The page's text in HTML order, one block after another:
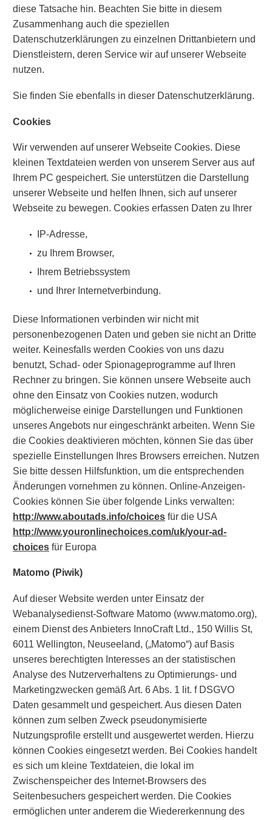
diese Tatsache hin. Beachten Sie bitte in diesem
Zusammenhang auch die speziellen
Datenschutzerklärungen zu einzelnen Drittanbietern und
Dienstleistern, deren Service wir auf unserer Webseite
nutzen.
Sie finden Sie ebenfalls in dieser Datenschutzerklärung.
Cookies
Wir verwenden auf unserer Webseite Cookies. Diese
kleinen Textdateien werden von unserem Server aus auf
Ihrem PC gespeichert. Sie unterstützen die Darstellung
unserer Webseite und helfen Ihnen, sich auf unserer
Webseite zu bewegen. Cookies erfassen Daten zu Ihrer
IP-Adresse,
zu Ihrem Browser,
Ihrem Betriebssystem
und Ihrer Internetverbindung.
Diese Informationen verbinden wir nicht mit
personenbezogenen Daten und geben sie nicht an Dritte
weiter. Keinesfalls werden Cookies von uns dazu
benutzt, Schad- oder Spionageprogramme auf Ihren
Rechner zu bringen. Sie können unsere Webseite auch
ohne den Einsatz von Cookies nutzen, wodurch
möglicherweise einige Darstellungen und Funktionen
unseres Angebots nur eingeschränkt arbeiten. Wenn Sie
die Cookies deaktivieren möchten, können Sie das über
spezielle Einstellungen Ihres Browsers erreichen. Nutzen
Sie bitte dessen Hilfsfunktion, um die entsprechenden
Änderungen vornehmen zu können. Online-Anzeigen-
Cookies können Sie über folgende Links verwalten:
http://www.aboutads.info/choices für die USA
http://www.youronlinechoices.com/uk/your-ad-
choices für Europa
Matomo (Piwik)
Auf dieser Website werden unter Einsatz der
Webanalysedienst-Software Matomo (www.matomo.org),
einem Dienst des Anbieters InnoCraft Ltd., 150 Willis St,
6011 Wellington, Neuseeland, („Matomo“) auf Basis
unseres berechtigten Interesses an der statistischen
Analyse des Nutzerverhaltens zu Optimierungs- und
Marketingzwecken gemäß Art. 6 Abs. 1 lit. f DSGVO
Daten gesammelt und gespeichert. Aus diesen Daten
können zum selben Zweck pseudonymisierte
Nutzungsprofile erstellt und ausgewertet werden. Hierzu
können Cookies eingesetzt werden. Bei Cookies handelt
es sich um kleine Textdateien, die lokal im
Zwischenspeicher des Internet-Browsers des
Seitenbesuchers gespeichert werden. Die Cookies
ermöglichen unter anderem die Wiedererkennung des